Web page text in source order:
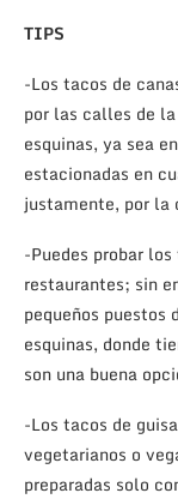
TIPS
-Los tacos de
por las calles de
esquinas, ya sea
estacionadas en
justamente, por la
-Puedes probar
restaurantes; sin
pequeños
esquinas, donde
son una buena
-Los tacos de
vegetarianos o
preparadas solo